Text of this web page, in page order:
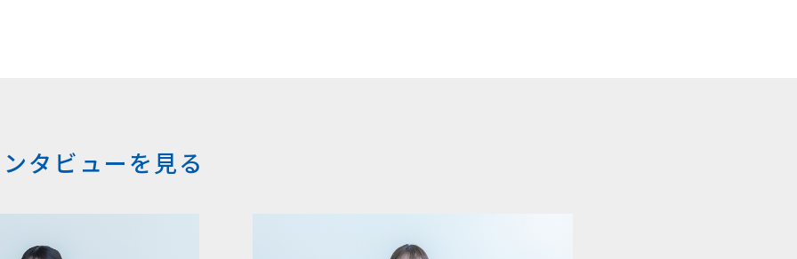
タビューを見る